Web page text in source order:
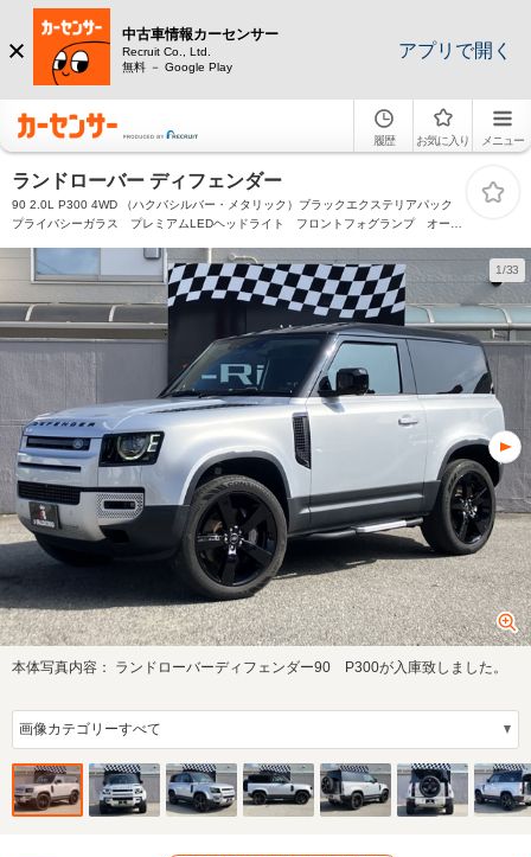
中古車情報カーセンサー
Recruit Co., Ltd.
無料 － Google Play
アプリで開く
履歴 お気に入り メニュー
ランドローバー ディフェンダー
90 2.0L P300 4WD （ハクバシルバー・メタリック）ブラックエクステリアパック
プライバシーガラス プレミアムLEDヘッドライト フロントフォグランプ オート
ントラストルーフ
1/33
本体写真内容： ランドローバーディフェンダー90 P300が入庫致しました。